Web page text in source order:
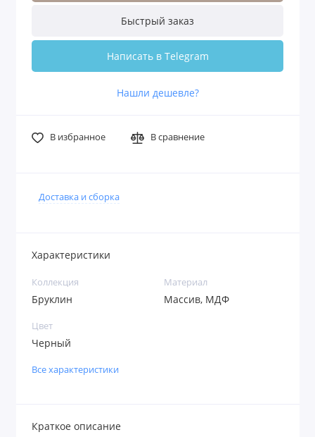
Быстрый заказ
Написать в Telegram
Нашли дешевле?
В избранное В сравнение
Доставка и сборка
Характеристики
Коллекция
Бруклин
Материал
Массив, МДФ
Цвет
Черный
Все характеристики
Краткое описание